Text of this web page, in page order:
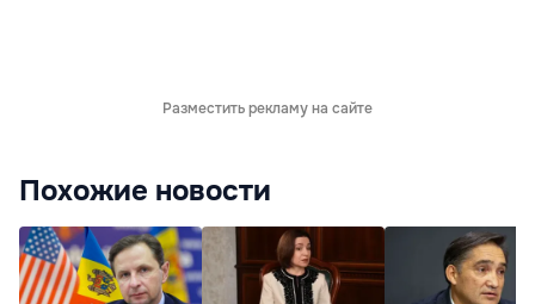
Разместить рекламу на сайте
Похожие новости